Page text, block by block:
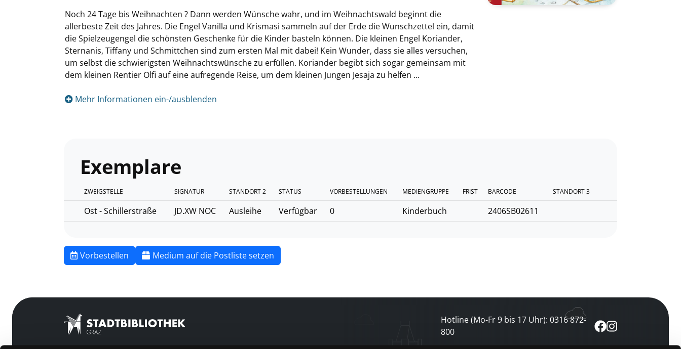
Noch 24 Tage bis Weihnachten ? Dann werden Wünsche wahr, und im Weihnachtswald beginnt die
allerbeste Zeit des Jahres. Die Engel Vanilla und Krismasi sammeln auf der Erde die Wunschzettel ein, damit
die Spielzeugengel die schönsten Geschenke für die Kinder basteln können. Die kleinen Engel Koriander,
Sternanis, Tiffany und Schmittchen sind zum ersten Mal mit dabei! Kein Wunder, dass sie alles versuchen,
um selbst die schwierigsten Weihnachtswünsche zu erfüllen. Koriander begibt sich sogar gemeinsam mit
dem kleinen Rentier Olfi auf eine aufregende Reise, um dem kleinen Jungen Jesaja zu helfen ...
Mehr Informationen ein-/ausblenden
Exemplare
ZWEIGSTELLE SIGNATUR STANDORT 2 STATUS VORBESTELLUNGEN MEDIENGRUPPE FRIST BARCODE STANDORT 3
Ost - Schillerstraße JD.XW NOC Ausleihe Verfügbar 0 Kinderbuch 2406SB02611
Vorbestellen Medium auf die Postliste setzen
Hotline (Mo-Fr 9 bis 17 Uhr): 0316 872-
800